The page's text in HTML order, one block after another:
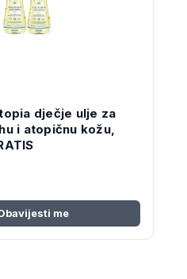
dječje ulje za
i atopičnu kožu,
me